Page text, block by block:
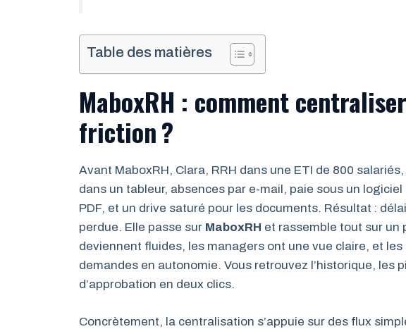
Table des matières
MaboxRH : comment
friction ?
Avant MaboxRH, Clara, RRH dans une ETI de 800
dans un tableur, absences par e-mail, paie sous un
PDF, et un drive saturé pour les documents. Résultat :
perdue. Elle passe sur MaboxRH et rassemble tout sur un
deviennent fluides, les managers ont une vue claire, et
demandes en autonomie. Vous retrouvez l’historique, les
d’approbation en deux clics.
Concrètement, la centralisation s’appuie sur des flux